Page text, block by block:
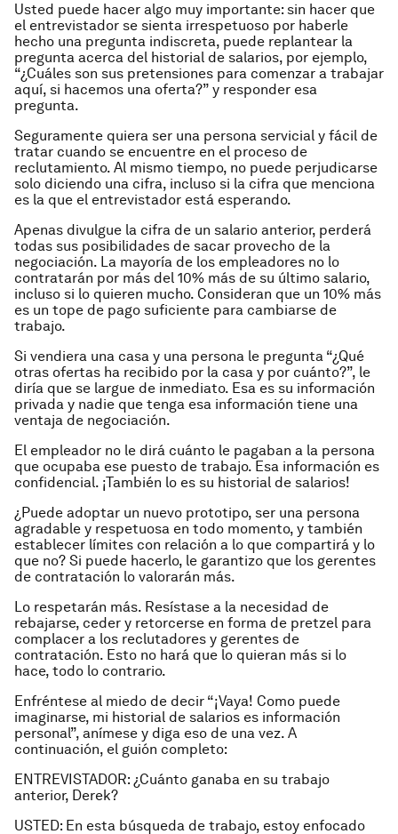
Usted puede hacer algo muy importante: sin hacer que
el entrevistador se sienta irrespetuoso por haberle
hecho una pregunta indiscreta, puede replantear la
pregunta acerca del historial de salarios, por ejemplo,
“¿Cuáles son sus pretensiones para comenzar a trabajar
aquí, si hacemos una oferta?” y responder esa
pregunta.
Seguramente quiera ser una persona servicial y fácil de
tratar cuando se encuentre en el proceso de
reclutamiento. Al mismo tiempo, no puede perjudicarse
solo diciendo una cifra, incluso si la cifra que menciona
es la que el entrevistador está esperando.
Apenas divulgue la cifra de un salario anterior, perderá
todas sus posibilidades de sacar provecho de la
negociación. La mayoría de los empleadores no lo
contratarán por más del 10% más de su último salario,
incluso si lo quieren mucho. Consideran que un 10% más
es un tope de pago suficiente para cambiarse de
trabajo.
Si vendiera una casa y una persona le pregunta “¿Qué
otras ofertas ha recibido por la casa y por cuánto?”, le
diría que se largue de inmediato. Esa es su información
privada y nadie que tenga esa información tiene una
ventaja de negociación.
El empleador no le dirá cuánto le pagaban a la persona
que ocupaba ese puesto de trabajo. Esa información es
confidencial. ¡También lo es su historial de salarios!
¿Puede adoptar un nuevo prototipo, ser una persona
agradable y respetuosa en todo momento, y también
establecer límites con relación a lo que compartirá y lo
que no? Si puede hacerlo, le garantizo que los gerentes
de contratación lo valorarán más.
Lo respetarán más. Resístase a la necesidad de
rebajarse, ceder y retorcerse en forma de pretzel para
complacer a los reclutadores y gerentes de
contratación. Esto no hará que lo quieran más si lo
hace, todo lo contrario.
Enfréntese al miedo de decir “¡Vaya! Como puede
imaginarse, mi historial de salarios es información
personal”, anímese y diga eso de una vez. A
continuación, el guión completo:
ENTREVISTADOR: ¿Cuánto ganaba en su trabajo
anterior, Derek?
USTED: En esta búsqueda de trabajo, estoy enfocado